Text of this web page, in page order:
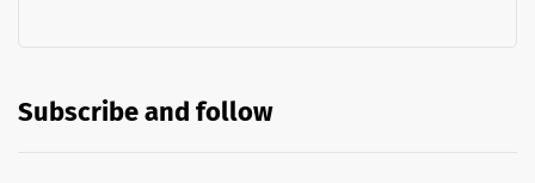
Subscribe and follow